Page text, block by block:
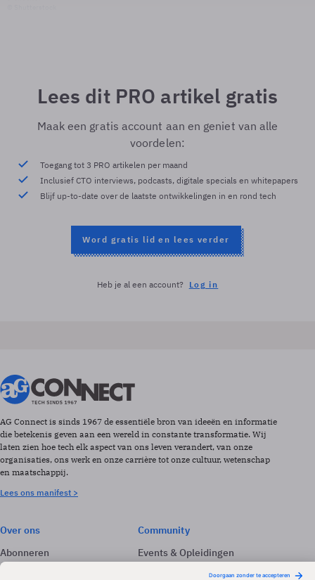
Lees dit PRO artikel gratis
Maak een gratis account aan en geniet van alle
voordelen:
Toegang tot 3 PRO artikelen per maand
Inclusief CTO interviews, podcasts, digitale specials en whitepapers
Blijf up-to-date over de laatste ontwikkelingen in en rond tech
Word gratis lid en lees verder
Heb je al een account? Log in
AG Connect is sinds 1967 de essentiële bron van ideeën en informatie
die betekenis geven aan een wereld in constante transformatie. Wij
laten zien hoe tech elk aspect van ons leven verandert, van onze
organisaties, ons werk en onze carrière tot onze cultuur, wetenschap
en maatschappij.
Lees ons manifest >
Over ons
Abonneren
Adverteren
Community
Events & Opleidingen